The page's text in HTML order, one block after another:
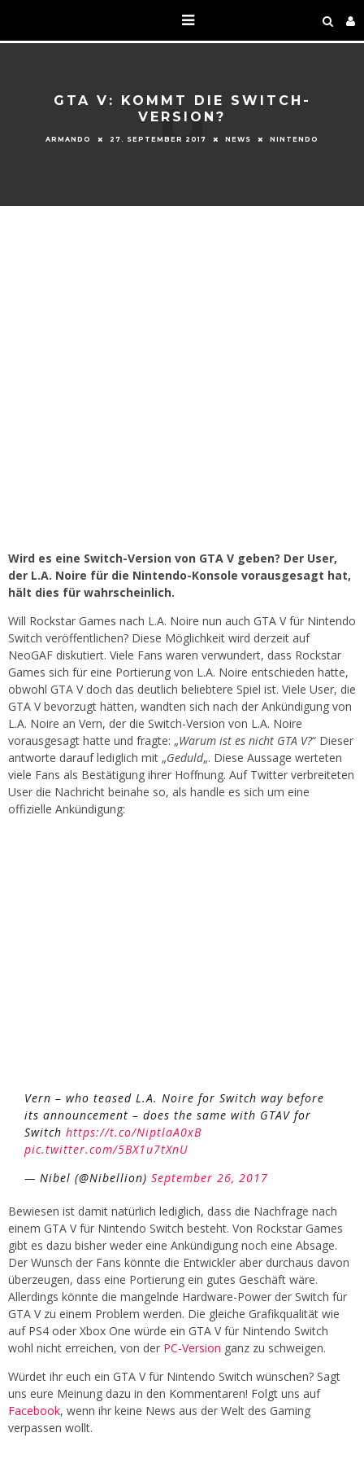
GTA V: KOMMT DIE SWITCH-
VERSION?
ARMANDO 27. SEPTEMBER 2017 NEWS NINTENDO
Wird es eine Switch-Version von GTA V geben? Der User,
der L.A. Noire für die Nintendo-Konsole vorausgesagt hat,
hält dies für wahrscheinlich.
Will Rockstar Games nach L.A. Noire nun auch GTA V für Nintendo
Switch veröffentlichen? Diese Möglichkeit wird derzeit auf
NeoGAF diskutiert. Viele Fans waren verwundert, dass Rockstar
Games sich für eine Portierung von L.A. Noire entschieden hatte,
obwohl GTA V doch das deutlich beliebtere Spiel ist. Viele User, die
GTA V bevorzugt hätten, wandten sich nach der Ankündigung von
L.A. Noire an Vern, der die Switch-Version von L.A. Noire
vorausgesagt hatte und fragte: „Warum ist es nicht GTA V?“ Dieser
antworte darauf lediglich mit „Geduld„. Diese Aussage werteten
viele Fans als Bestätigung ihrer Hoffnung. Auf Twitter verbreiteten
User die Nachricht beinahe so, als handle es sich um eine
offizielle Ankündigung:
Vern – who teased L.A. Noire for Switch way before
its announcement – does the same with GTAV for
Switch https://t.co/NiptlaA0xB
pic.twitter.com/5BX1u7tXnU
— Nibel (@Nibellion) September 26, 2017
Bewiesen ist damit natürlich lediglich, dass die Nachfrage nach
einem GTA V für Nintendo Switch besteht. Von Rockstar Games
gibt es dazu bisher weder eine Ankündigung noch eine Absage.
Der Wunsch der Fans könnte die Entwickler aber durchaus davon
überzeugen, dass eine Portierung ein gutes Geschäft wäre.
Allerdings könnte die mangelnde Hardware-Power der Switch für
GTA V zu einem Problem werden. Die gleiche Grafikqualität wie
auf PS4 oder Xbox One würde ein GTA V für Nintendo Switch
wohl nicht erreichen, von der PC-Version ganz zu schweigen.
Würdet ihr euch ein GTA V für Nintendo Switch wünschen? Sagt
uns eure Meinung dazu in den Kommentaren! Folgt uns auf
Facebook, wenn ihr keine News aus der Welt des Gaming
verpassen wollt.